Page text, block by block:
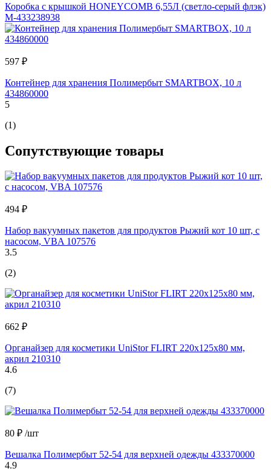
Коробка с крышкой HONEYCOMB 6,55Л (светло-серый флэк)
M-433238938
597 ₽
Контейнер для хранения Полимербыт SMARTBOX, 10 л
434860000
5
(1)
Сопутствующие товары
494 ₽
Набор вакуумных пакетов для продуктов Рыжий кот 10 шт, с
насосом, VBA 107576
3.5
(2)
662 ₽
Органайзер для косметики UniStor FLIRT 220х125х80 мм,
акрил 210310
4.6
(7)
80 ₽ /шт
Вешалка Полимербыт 52-54 для верхней одежды 433370000
4.9